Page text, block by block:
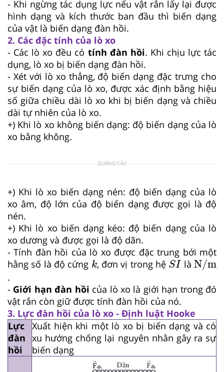
- Khi ngừng tác dụng lực nếu vật rắn lấy lại được
hình dạng và kích thước ban đầu thì biến dạng
của vật là biến dạng đàn hồi.
2. Các đặc tính của lò xo
- Các lò xo đều có tính đàn hồi. Khi chịu lực tác
dụng, lò xo bị biến dạng đàn hồi.
- Xét với lò xo thẳng, độ biến dạng đặc trưng cho
sự biến dạng của lò xo, được xác định bằng hiệu
số giữa chiều dài lò xo khi bị biến dạng và chiều
dài tự nhiên của lò xo.
+) Khi lò xo không biến dạng: độ biến dạng của lò
xo bằng không.
QUẢNG CÁO
+) Khi lò xo biến dạng nén: độ biến dạng của lò
xo âm, độ lớn của độ biến dạng được gọi là độ
nén.
+) Khi lò xo biến dạng kéo: độ biến dạng của lò
xo dương và được gọi là độ dãn.
- Tính đàn hồi của lò xo được đặc trung bới một
hằng số là độ cứng k
k, đơn vị trong hệ SI
SI làN/m
N/m
.
- Giới hạn đàn hồi của lò xo là giới hạn trong đó
vật rắn còn giữ được tính đàn hồi của nó.
3. Lực đàn hồi của lò xo - Định luật Hooke
Lực
đàn
hồi
Xuất hiện khi một lò xo bị biến dạng và có
xu hướng chống lại nguyên nhân gây ra sự
biến dạng